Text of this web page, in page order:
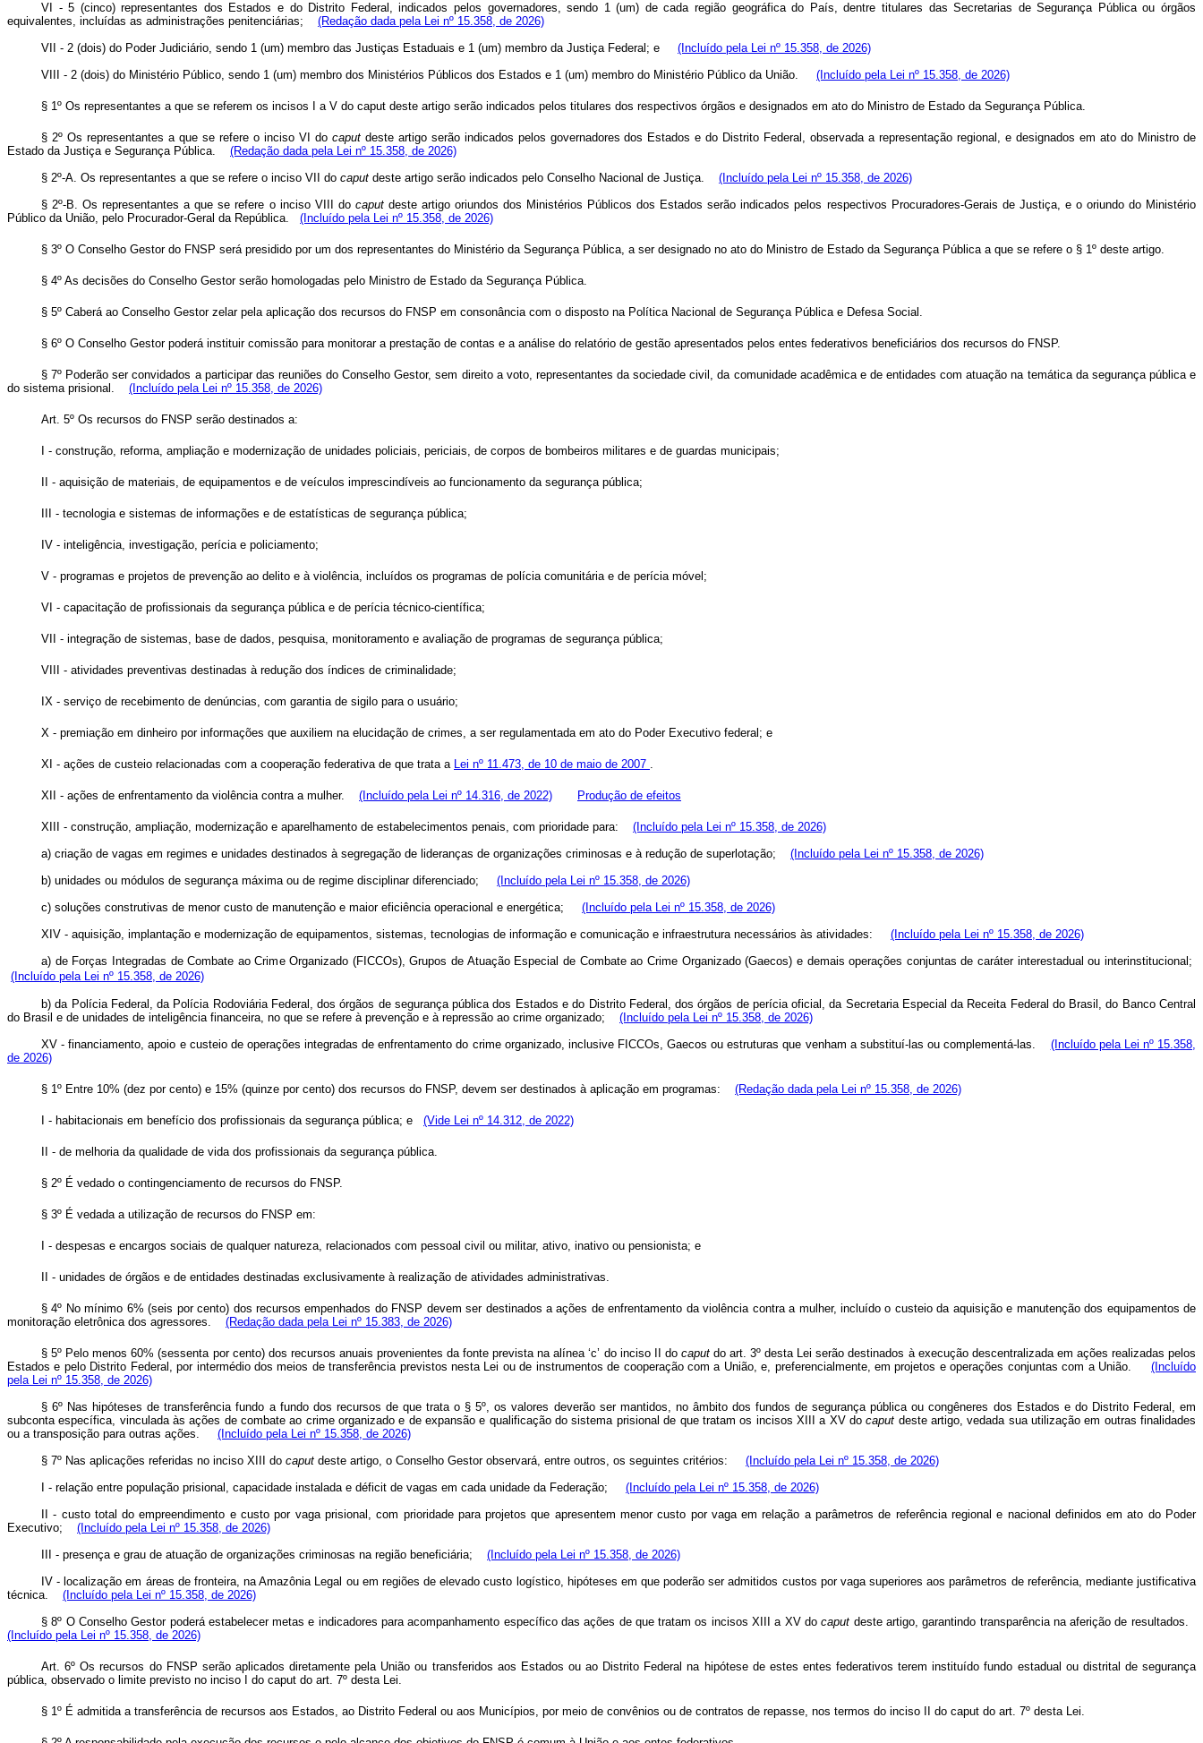
VI - 5 (cinco) representantes dos Estados e do Distrito Federal, indicados pelos governadores, sendo 1 (um) de cada região geográfica do País, dentre titulares das Secretarias de Segurança Pública ou órgãos
equivalentes, incluídas as administrações penitenciárias; (Redação dada pela Lei nº 15.358, de 2026)
VII - 2 (dois) do Poder Judiciário, sendo 1 (um) membro das Justiças Estaduais e 1 (um) membro da Justiça Federal; e (Incluído pela Lei nº 15.358, de 2026)
VIII - 2 (dois) do Ministério Público, sendo 1 (um) membro dos Ministérios Públicos dos Estados e 1 (um) membro do Ministério Público da União. (Incluído pela Lei nº 15.358, de 2026)
§ 1º Os representantes a que se referem os incisos I a V do caput deste artigo serão indicados pelos titulares dos respectivos órgãos e designados em ato do Ministro de Estado da Segurança Pública.
§ 2º Os representantes a que se refere o inciso VI do caputdeste artigo serão indicados pelos governadores dos Estados e do Distrito Federal, observada a representação regional, e designados em ato do Ministro de
Estado da Justiça e Segurança Pública. (Redação dada pela Lei nº 15.358, de 2026)
§ 2º-A. Os representantes a que se refere o inciso VII do caput deste artigo serão indicados pelo Conselho Nacional de Justiça. (Incluído pela Lei nº 15.358, de 2026)
§ 2º-B. Os representantes a que se refere o inciso VIII do caputdeste artigo oriundos dos Ministérios Públicos dos Estados serão indicados pelos respectivos Procuradores-Gerais de Justiça, e o oriundo do Ministério
Público da União, pelo Procurador-Geral da República. (Incluído pela Lei nº 15.358, de 2026)
§ 3º O Conselho Gestor do FNSP será presidido por um dos representantes do Ministério da Segurança Pública, a ser designado no ato do Ministro de Estado da Segurança Pública a que se refere o § 1º deste artigo.
§ 4º As decisões do Conselho Gestor serão homologadas pelo Ministro de Estado da Segurança Pública.
§ 5º Caberá ao Conselho Gestor zelar pela aplicação dos recursos do FNSP em consonância com o disposto na Política Nacional de Segurança Pública e Defesa Social.
§ 6º O Conselho Gestor poderá instituir comissão para monitorar a prestação de contas e a análise do relatório de gestão apresentados pelos entes federativos beneficiários dos recursos do FNSP.
§ 7º Poderão ser convidados a participar das reuniões do Conselho Gestor, sem direito a voto, representantes da sociedade civil, da comunidade acadêmica e de entidades com atuação na temática da segurança pública e
do sistema prisional. (Incluído pela Lei nº 15.358, de 2026)
Art. 5º Os recursos do FNSP serão destinados a:
I - construção, reforma, ampliação e modernização de unidades policiais, periciais, de corpos de bombeiros militares e de guardas municipais;
II - aquisição de materiais, de equipamentos e de veículos imprescindíveis ao funcionamento da segurança pública;
III - tecnologia e sistemas de informações e de estatísticas de segurança pública;
IV - inteligência, investigação, perícia e policiamento;
V - programas e projetos de prevenção ao delito e à violência, incluídos os programas de polícia comunitária e de perícia móvel;
VI - capacitação de profissionais da segurança pública e de perícia técnico-científica;
VII - integração de sistemas, base de dados, pesquisa, monitoramento e avaliação de programas de segurança pública;
VIII - atividades preventivas destinadas à redução dos índices de criminalidade;
IX - serviço de recebimento de denúncias, com garantia de sigilo para o usuário;
X - premiação em dinheiro por informações que auxiliem na elucidação de crimes, a ser regulamentada em ato do Poder Executivo federal; e
XI - ações de custeio relacionadas com a cooperação federativa de que trata a Lei nº 11.473, de 10 de maio de 2007 .
XII - ações de enfrentamento da violência contra a mulher. (Incluído pela Lei nº 14.316, de 2022) Produção de efeitos
XIII - construção, ampliação, modernização e aparelhamento de estabelecimentos penais, com prioridade para: (Incluído pela Lei nº 15.358, de 2026)
a) criação de vagas em regimes e unidades destinados à segregação de lideranças de organizações criminosas e à redução de superlotação; (Incluído pela Lei nº 15.358, de 2026)
b) unidades ou módulos de segurança máxima ou de regime disciplinar diferenciado; (Incluído pela Lei nº 15.358, de 2026)
c) soluções construtivas de menor custo de manutenção e maior eficiência operacional e energética; (Incluído pela Lei nº 15.358, de 2026)
XIV - aquisição, implantação e modernização de equipamentos, sistemas, tecnologias de informação e comunicação e infraestrutura necessários às atividades: (Incluído pela Lei nº 15.358, de 2026)
a) de Forças Integradas de Combate ao Crime Organizado (FICCOs), Grupos de Atuação Especial de Combate ao Crime Organizado (Gaecos) e demais operações conjuntas de caráter interestadual ou interinstitucional;
(Incluído pela Lei nº 15.358, de 2026)
b) da Polícia Federal, da Polícia Rodoviária Federal, dos órgãos de segurança pública dos Estados e do Distrito Federal, dos órgãos de perícia oficial, da Secretaria Especial da Receita Federal do Brasil, do Banco Central
do Brasil e de unidades de inteligência financeira, no que se refere à prevenção e à repressão ao crime organizado; (Incluído pela Lei nº 15.358, de 2026)
XV - financiamento, apoio e custeio de operações integradas de enfrentamento do crime organizado, inclusive FICCOs, Gaecos ou estruturas que venham a substituí-las ou complementá-las. (Incluído pela Lei nº 15.358,
de 2026)
§ 1º Entre 10% (dez por cento) e 15% (quinze por cento) dos recursos do FNSP, devem ser destinados à aplicação em programas: (Redação dada pela Lei nº 15.358, de 2026)
I - habitacionais em benefício dos profissionais da segurança pública; e (Vide Lei nº 14.312, de 2022)
II - de melhoria da qualidade de vida dos profissionais da segurança pública.
§ 2º É vedado o contingenciamento de recursos do FNSP.
§ 3º É vedada a utilização de recursos do FNSP em:
I - despesas e encargos sociais de qualquer natureza, relacionados com pessoal civil ou militar, ativo, inativo ou pensionista; e
II - unidades de órgãos e de entidades destinadas exclusivamente à realização de atividades administrativas.
§ 4º No mínimo 6% (seis por cento) dos recursos empenhados do FNSP devem ser destinados a ações de enfrentamento da violência contra a mulher, incluído o custeio da aquisição e manutenção dos equipamentos de
monitoração eletrônica dos agressores.
(Redação dada pela Lei nº 15.383, de 2026)
§ 5º Pelo menos 60% (sessenta por cento) dos recursos anuais provenientes da fonte prevista na alínea ‘c’ do inciso II do caputdo art. 3º desta Lei serão destinados à execução descentralizada em ações realizadas pelos
Estados e pelo Distrito Federal, por intermédio dos meios de transferência previstos nesta Lei ou de instrumentos de cooperação com a União, e, preferencialmente, em projetos e operações conjuntas com a União. (Incluído
pela Lei nº 15.358, de 2026)
§ 6º Nas hipóteses de transferência fundo a fundo dos recursos de que trata o § 5º, os valores deverão ser mantidos, no âmbito dos fundos de segurança pública ou congêneres dos Estados e do Distrito Federal, em
subconta específica, vinculada às ações de combate ao crime organizado e de expansão e qualificação do sistema prisional de que tratam os incisos XIII a XV docaput deste artigo, vedada sua utilização em outras finalidades
ou a transposição para outras ações. (Incluído pela Lei nº 15.358, de 2026)
§ 7º Nas aplicações referidas no inciso XIII do caput deste artigo, o Conselho Gestor observará, entre outros, os seguintes critérios: (Incluído pela Lei nº 15.358, de 2026)
I - relação entre população prisional, capacidade instalada e déficit de vagas em cada unidade da Federação; (Incluído pela Lei nº 15.358, de 2026)
II - custo total do empreendimento e custo por vaga prisional, com prioridade para projetos que apresentem menor custo por vaga em relação a parâmetros de referência regional e nacional definidos em ato do Poder
Executivo; (Incluído pela Lei nº 15.358, de 2026)
III - presença e grau de atuação de organizações criminosas na região beneficiária; (Incluído pela Lei nº 15.358, de 2026)
IV - localização em áreas de fronteira, na Amazônia Legal ou em regiões de elevado custo logístico, hipóteses em que poderão ser admitidos custos por vaga superiores aos parâmetros de referência, mediante justificativa
técnica. (Incluído pela Lei nº 15.358, de 2026)
§ 8º O Conselho Gestor poderá estabelecer metas e indicadores para acompanhamento específico das ações de que tratam os incisos XIII a XV docaput deste artigo, garantindo transparência na aferição de resultados.
(Incluído pela Lei nº 15.358, de 2026)
Art. 6º Os recursos do FNSP serão aplicados diretamente pela União ou transferidos aos Estados ou ao Distrito Federal na hipótese de estes entes federativos terem instituído fundo estadual ou distrital de segurança
pública, observado o limite previsto no inciso I do caput do art. 7º desta Lei.
§ 1º É admitida a transferência de recursos aos Estados, ao Distrito Federal ou aos Municípios, por meio de convênios ou de contratos de repasse, nos termos do inciso II do caput do art. 7º desta Lei.